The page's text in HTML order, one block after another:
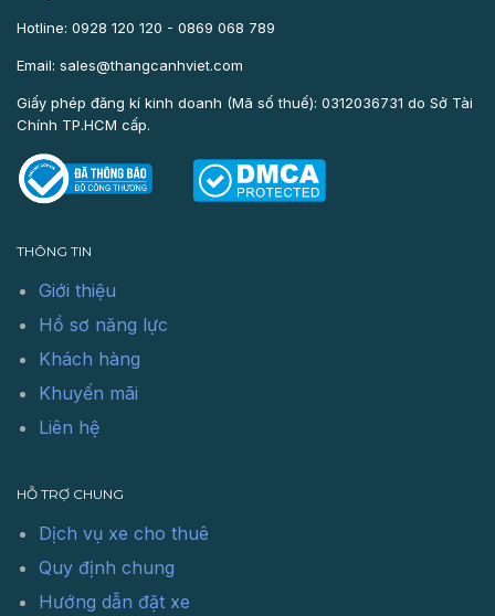
Hotline: 0928 120 120 - 0869 068 789
Email: sales@thangcanhviet.com
Giấy phép đăng kí kinh doanh (Mã số thuế): 0312036731 do Sở Tài
Chính TP.HCM cấp.
THÔNG TIN
Giới thiệu
Hồ sơ năng lực
Khách hàng
Khuyến mãi
Liên hệ
HỖ TRỢ CHUNG
Dịch vụ xe cho thuê
Quy định chung
Hướng dẫn đặt xe